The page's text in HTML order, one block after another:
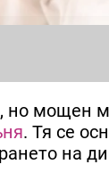
но мощен
. Тя се
на